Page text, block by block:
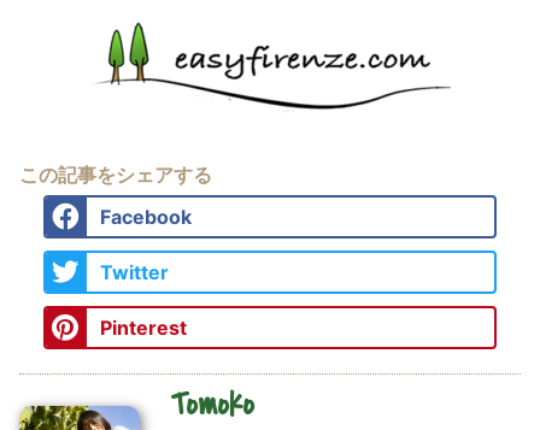
この記事をシェアする
Facebook
Twitter
Pinterest
Tomoko